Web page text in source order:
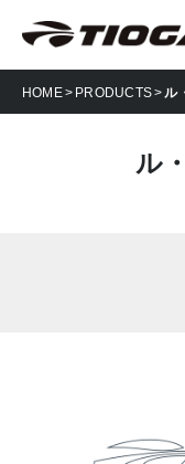
HOME PRODUCTS ル
ル